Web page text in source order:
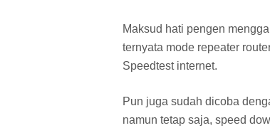
Maksud hati pengen
ternyata mode repeater
Speedtest internet.
Pun juga sudah dicoba
namun tetap saja, speed